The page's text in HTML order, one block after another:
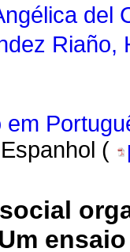
del
Riaño,
em
Espanhol (